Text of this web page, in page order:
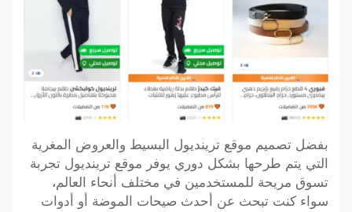
بفضل تصميم موقع ترينديول البسيط والعروض المغرية
التي يتم طرحها بشكل دوري يوفر موقع ترينديول تجربة
تسوق مريحة للمستخدمين في مختلف أنحاء العالم،
سواء كنت تبحث عن أحدث صيحات الموضة أو أدوات